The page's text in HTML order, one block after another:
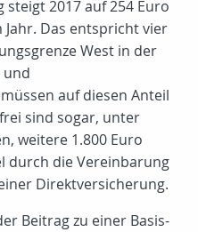
2017 auf 254 Euro
Jahr. Das entspricht vier
West in der
und
auf diesen Anteil
sind sogar, unter
weitere 1.800 Euro
durch die Vereinbarung
Direktversicherung.
Beitrag zu einer Basis-